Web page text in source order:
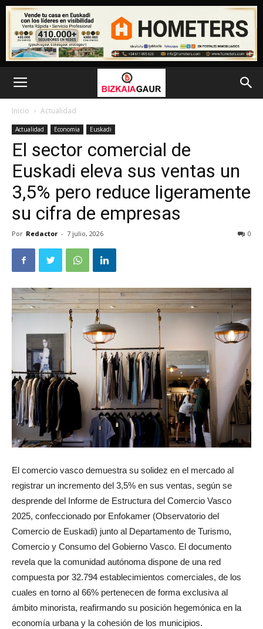
Inicio Actualidad
Actualidad Economia Euskadi
El sector comercial de
Euskadi eleva sus ventas un
3,5% pero reduce ligeramente
su cifra de empresas
Por Redactor - 7 julio, 2026 0
El comercio vasco demuestra su solidez en el mercado al
registrar un incremento del 3,5% en sus ventas, según se
desprende del Informe de Estructura del Comercio Vasco
2025, confeccionado por Enfokamer (Observatorio del
Comercio de Euskadi) junto al Departamento de Turismo,
Comercio y Consumo del Gobierno Vasco. El documento
revela que la comunidad autónoma dispone de una red
compuesta por 32.794 establecimientos comerciales, de los
cuales en torno al 66% pertenecen de forma exclusiva al
ámbito minorista, reafirmando su posición hegemónica en la
economía urbana y la cohesión de los municipios.